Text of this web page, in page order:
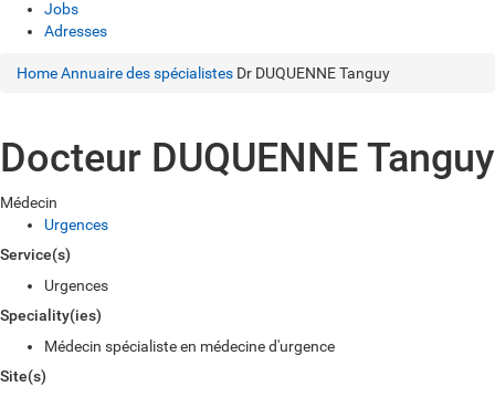
Jobs
Adresses
HomeAnnuaire des spécialistes Dr DUQUENNE Tanguy
Docteur DUQUENNE Tanguy
Médecin
Urgences
Service(s)
Urgences
Speciality(ies)
Médecin spécialiste en médecine d'urgence
Site(s)